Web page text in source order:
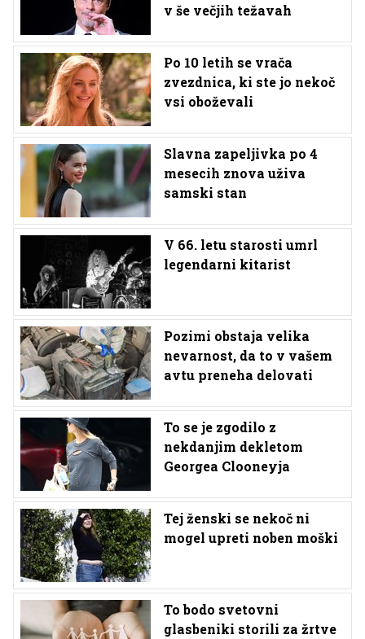
v še večjih težavah
Po 10 letih se vrača
zvezdnica, ki ste jo nekoč
vsi oboževali
Slavna zapeljivka po 4
mesecih znova uživa
samski stan
V 66. letu starosti umrl
legendarni kitarist
Pozimi obstaja velika
nevarnost, da to v vašem
avtu preneha delovati
To se je zgodilo z
nekdanjim dekletom
Georgea Clooneyja
Tej ženski se nekoč ni
mogel upreti noben moški
To bodo svetovni
glasbeniki storili za žrtve